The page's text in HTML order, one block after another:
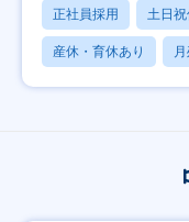
正社員採用 土日
産休・育休あり